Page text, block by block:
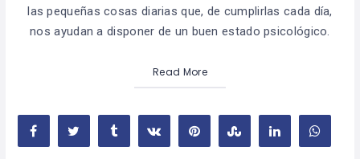
las pequeñas cosas diarias que, de cumplirlas cada día,
nos ayudan a disponer de un buen estado psicológico.
Read More